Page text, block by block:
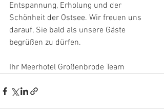
Entspannung, Erholung und der
Schönheit der Ostsee. Wir freuen uns
darauf, Sie bald als unsere Gäste
begrüßen zu dürfen.
Ihr Meerhotel Großenbrode Team